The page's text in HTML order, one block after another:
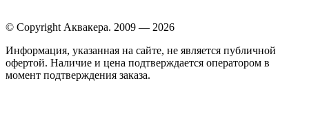
© Copyright Аквакера. 2009 — 2026
Информация, указанная на сайте, не является публичной
офертой. Наличие и цена подтверждается оператором в
момент подтверждения заказа.